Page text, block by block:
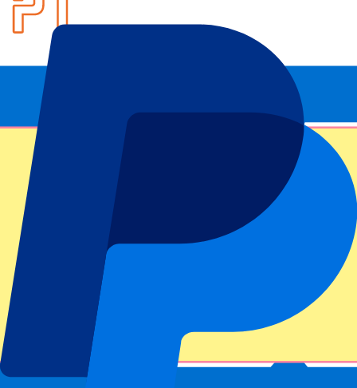
Footer menu
Top-Klubs
Manchester United
Manchester City
Beliebte Events
GP Niederlande
GP Singapur
Six Nations
Alle Sportarten